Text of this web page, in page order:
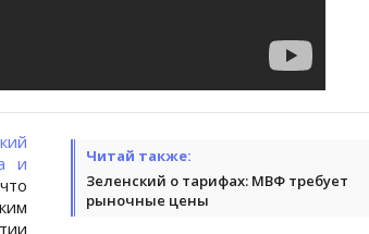
Читай также:
Зеленский о тарифах: МВФ требует
рыночные цены
и